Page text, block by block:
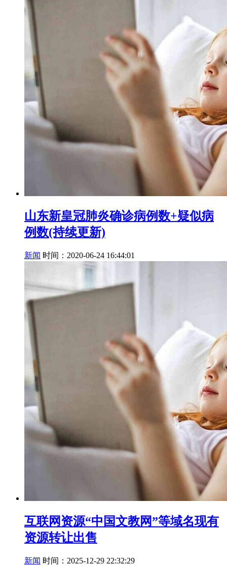
山东新皇冠肺炎确诊病例数+疑似病
例数(持续更新)
新闻 时间：2020-06-24 16:44:01
互联网资源“中国文教网”等域名现有
资源转让出售
新闻 时间：2025-12-29 22:32:29